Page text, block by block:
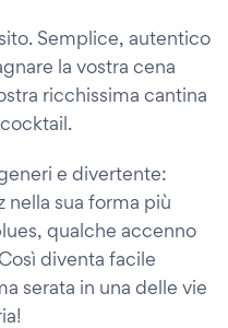
Semplice, autentico
la vostra cena
ricchissima cantina
e divertente:
nella sua forma più
qualche accenno
diventa facile
serata in una delle vie